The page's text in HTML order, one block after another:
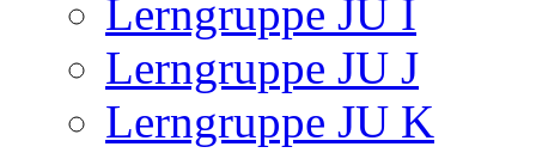
Lerngruppe JU I
Lerngruppe JU J
Lerngruppe JU K